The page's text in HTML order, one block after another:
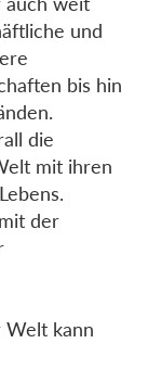
und
bis hin
die
mit ihren
der
Welt kann